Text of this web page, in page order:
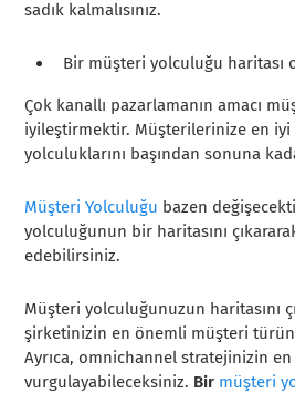
sadık kalmalısınız.
Bir müşteri yolculuğu haritası
Çok kanallı pazarlamanın amacı
iyileştirmektir. Müşterilerinize en
yolculuklarını başından sonuna
Müşteri Yolculuğu bazen
yolculuğunun bir haritasını
edebilirsiniz.
Müşteri yolculuğunuzun haritasını
şirketinizin en önemli müşteri
Ayrıca, omnichannel stratejinizin en
vurgulayabileceksiniz. Bir müşteri